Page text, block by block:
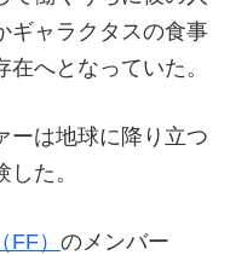
ギャラクタスの食事
へとなっていた。
ーは地球に降り立つ
た。
） のメンバー